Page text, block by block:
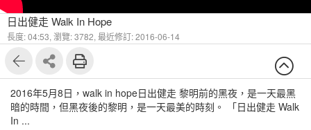
日出健走 Walk In Hope
長度: 04:53, 瀏覽: 3782, 最近修訂: 2016-06-14
2016年5月8日，walk in hope日出健走 黎明前的黑夜，是一天最黑
暗的時間，但黑夜後的黎明，是一天最美的時刻。 「日出健走 Walk
In ...